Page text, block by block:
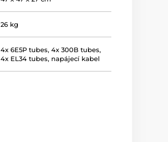
26 kg
4x 6E5P tubes, 4x 300B tubes,
4x EL34 tubes, napájecí kabel